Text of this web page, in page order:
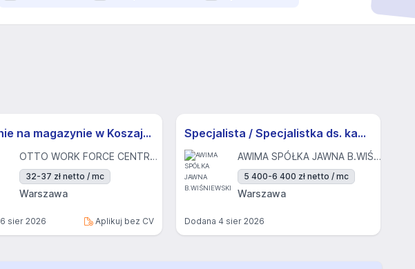
Zlecenie na magazynie w Koszajcu! Bezpłatny dojazd Warszawa - Pruszków!!
OTTO WORK FORCE CENTRAL EUROPE SP. Z O.O.
32-37 zł netto / mc
Warszawa
6 sier 2026 Aplikuj bez CV
Specjalista / Specjalistka ds. kadr z doświadczeniem - Warszawa – Falenica, dzielnica Wawer
AWIMA SPÓŁKA JAWNA B.WIŚNIEWSKI
5 400-6 400 zł netto / mc
Warszawa
Dodana 4 sier 2026